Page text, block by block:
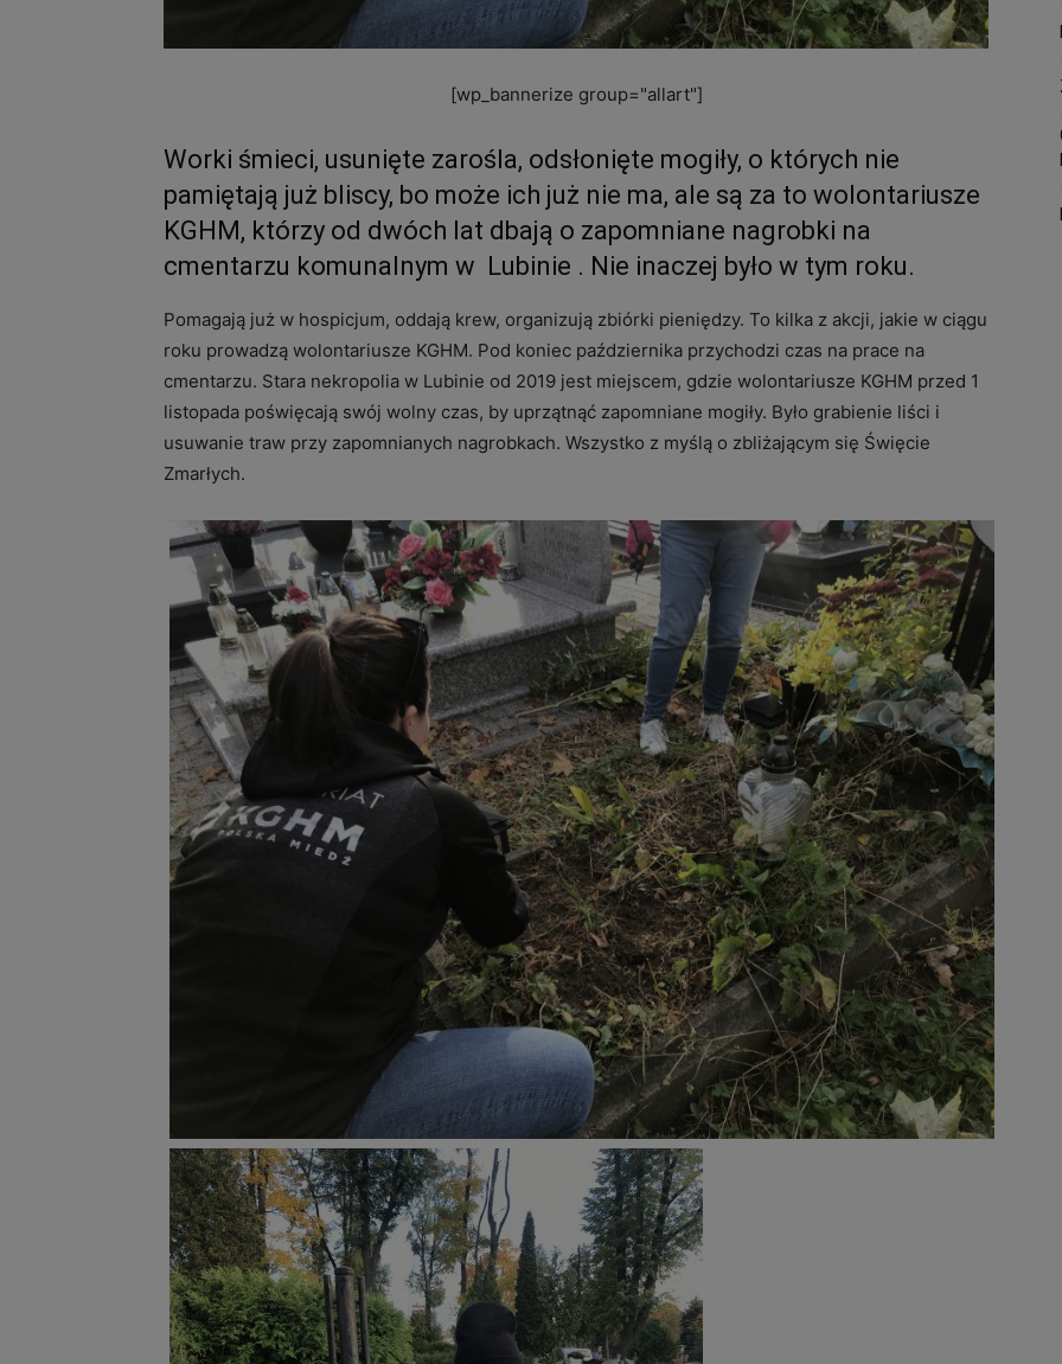
[wp_bannerize group="allart"]
Worki śmieci, usunięte zarośla, odsłonięte mogiły, o których nie
pamiętają już bliscy, bo może ich już nie ma, ale są za to wolontariusze
KGHM, którzy od dwóch lat dbają o zapomniane nagrobki na
cmentarzu komunalnym w Lubinie . Nie inaczej było w tym roku.
Pomagają już w hospicjum, oddają krew, organizują zbiórki pieniędzy. To kilka z akcji, jakie w ciągu
roku prowadzą wolontariusze KGHM. Pod koniec października przychodzi czas na prace na
cmentarzu. Stara nekropolia w Lubinie od 2019 jest miejscem, gdzie wolontariusze KGHM przed 1
listopada poświęcają swój wolny czas, by uprzątnąć zapomniane mogiły. Było grabienie liści i
usuwanie traw przy zapomnianych nagrobkach. Wszystko z myślą o zbliżającym się Święcie
Zmarłych.